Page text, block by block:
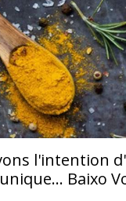
l'intention
Baixo